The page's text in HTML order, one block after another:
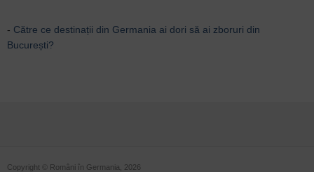
- Către ce destinații din Germania ai dori să ai zboruri din
București?
Copyright © Români în Germania, 2026